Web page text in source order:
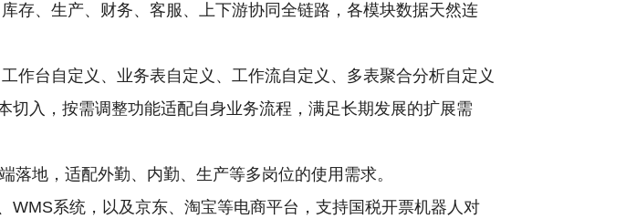
存、生产、财务、客服、上下游协同全链路，各模块数据天然连
作台自定义、业务表自定义、工作流自定义、多表聚合分析自定义
切入，按需调整功能适配自身业务流程，满足长期发展的扩展需
地，适配外勤、内勤、生产等多岗位的使用需求。
系统，以及京东、淘宝等电商平台，支持国税开票机器人对